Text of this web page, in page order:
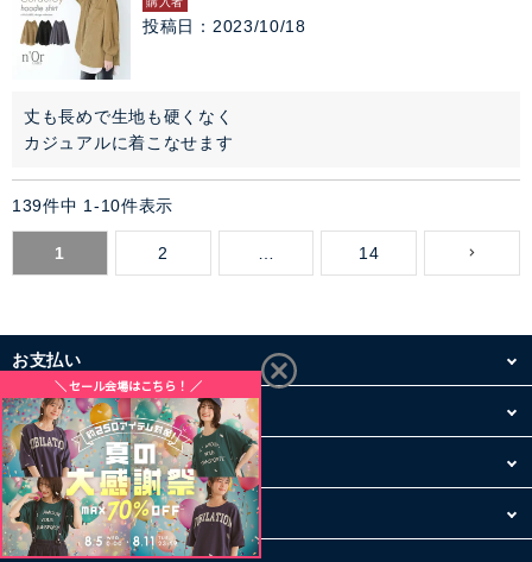
投稿日 2023/10/18
丈も長めで生地も硬くなく
カジュアルに着こなせます
139件中 1 -10件表示
1 2 14
お支払い
配送・送料
お買い物について
その他